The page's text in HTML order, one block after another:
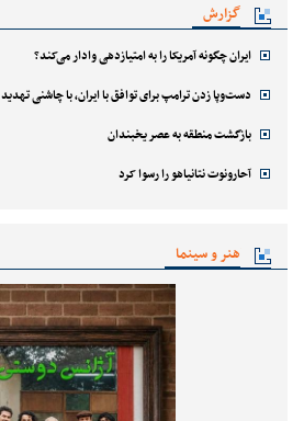
گزارش
ایران چگونه آمریکا را به امتیازدهی وادار می‌کند؟
دست‌وپا زدن ترامپ برای توافق با ایران، با چاشنی تهدید
بازگشت منطقه به عصر یخبندان
آحارونوت نتانیاهو را رسوا کرد
هنر و سینما